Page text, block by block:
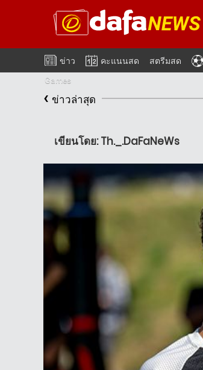
ข่าว คะแนนสด สตรีมสด
Games
‹ ข่าวล่าสุด
เขียนโดย: Th._.DaFaNeWs